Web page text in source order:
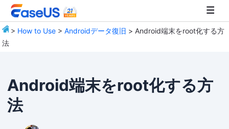
> How to Use >Androidデータ復旧 > Android端末をroot化する方
法
Android端末をroot化する方
法